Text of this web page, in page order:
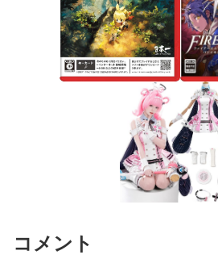
コメント